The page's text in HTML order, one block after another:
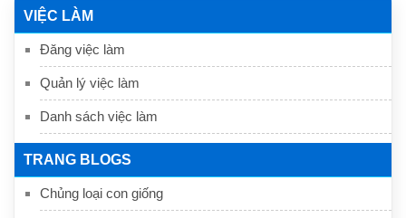
VIỆC LÀM
Đăng việc làm
Quản lý việc làm
Danh sách việc làm
TRANG BLOGS
Chủng loại con giống